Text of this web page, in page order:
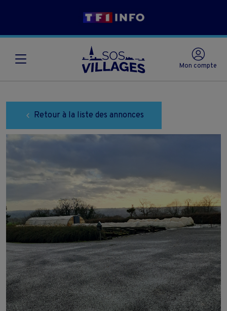
Mon compte
Retour à la liste des annonces